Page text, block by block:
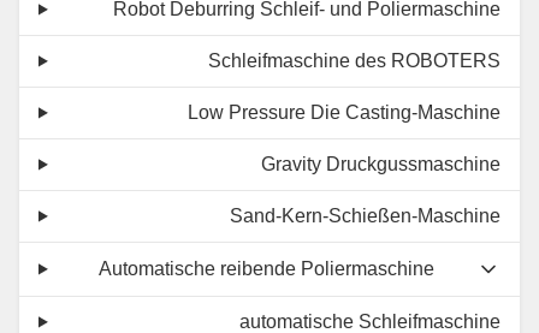
Robot Deburring Schleif- und Poliermaschine
Schleifmaschine des ROBOTERS
Low Pressure Die Casting-Maschine
Gravity Druckgussmaschine
Sand-Kern-Schießen-Maschine
Automatische reibende Poliermaschine
automatische Schleifmaschine